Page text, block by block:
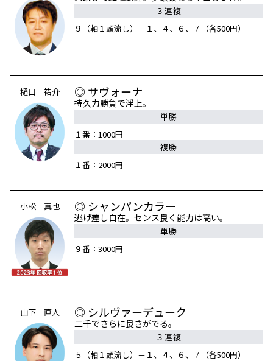
３連複
９（軸１頭流し）－１、４、６、７（各500円）
樋口 祐介 ◎ サヴォーナ
持久力勝負で浮上。
単勝
１番：1000円
複勝
１番：2000円
小松 真也 ◎ シャンパンカラー
逃げ差し自在。センス良く能力は高い。
単勝
９番：3000円
山下 直人 ◎ シルヴァーデューク
二千でさらに良さがでる。
３連複
５（軸１頭流し）－１、４、６、７（各500円）